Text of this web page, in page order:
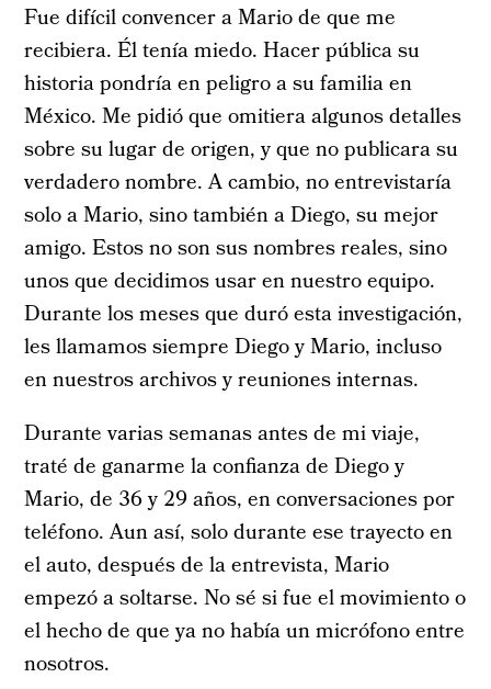
Fue difícil convencer a Mario de que me
recibiera. Él tenía miedo. Hacer pública su
historia pondría en peligro a su familia en
México. Me pidió que omitiera algunos detalles
sobre su lugar de origen, y que no publicara su
verdadero nombre. A cambio, no entrevistaría
solo a Mario, sino también a Diego, su mejor
amigo. Estos no son sus nombres reales, sino
unos que decidimos usar en nuestro equipo.
Durante los meses que duró esta investigación,
les llamamos siempre Diego y Mario, incluso
en nuestros archivos y reuniones internas.
Durante varias semanas antes de mi viaje,
traté de ganarme la confianza de Diego y
Mario, de 36 y 29 años, en conversaciones por
teléfono. Aun así, solo durante ese trayecto en
el auto, después de la entrevista, Mario
empezó a soltarse. No sé si fue el movimiento o
el hecho de que ya no había un micrófono entre
nosotros.